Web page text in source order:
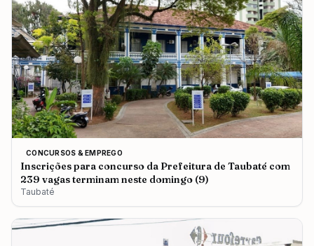
CONCURSOS & EMPREGO
Inscrições para concurso da Prefeitura de Taubaté com
239 vagas terminam neste domingo (9)
Taubaté